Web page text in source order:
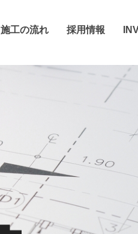
施工の流れ 採用情報